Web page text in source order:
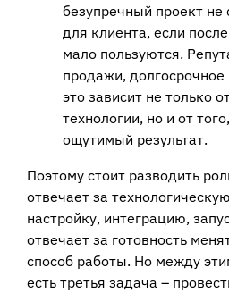
безупречный проект не
для клиента, если
мало пользуются.
продажи, долгосрочное
это зависит не только
технологии, но и от
ощутимый результат.
Поэтому стоит разводить
отвечает за
настройку, интеграцию,
отвечает за готовность
способ работы. Но между
есть третья задача –